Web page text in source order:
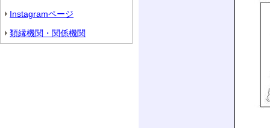
Instagramページ
類縁機関・関係機関